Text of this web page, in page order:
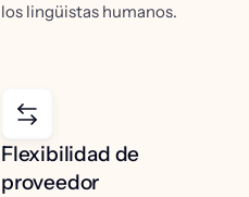
los lingüistas humanos.
Flexibilidad de
proveedor